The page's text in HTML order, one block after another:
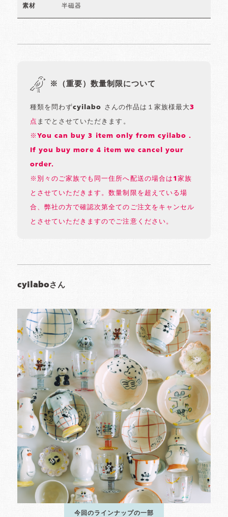
素材 半磁器
※（重要）数量制限について
種類を問わずcyilabo さんの作品は１家族様最大3
点 までとさせていただきます。
※You can buy 3 item only from cyilabo .
If you buy more 4 item we cancel your
order.
※別々のご家族でも同一住所へ配送の場合は1家族
とさせていただきます。数量制限を超えている場
合、弊社の方で確認次第全てのご注文をキャンセル
とさせていただきますのでご注意ください。
cyilaboさん
今回のラインナップの一部